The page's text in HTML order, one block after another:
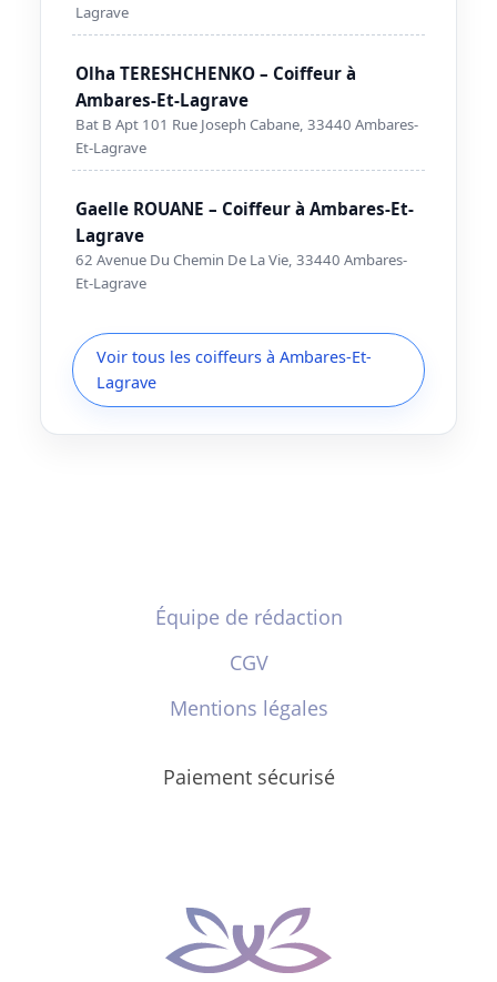
Lagrave
Olha TERESHCHENKO – Coiffeur à
Ambares-Et-Lagrave
Bat B Apt 101 Rue Joseph Cabane, 33440 Ambares-
Et-Lagrave
Gaelle ROUANE – Coiffeur à Ambares-Et-
Lagrave
62 Avenue Du Chemin De La Vie, 33440 Ambares-
Et-Lagrave
Voir tous les coiffeurs à Ambares-Et-
Lagrave
Équipe de rédaction
CGV
Mentions légales
Paiement sécurisé